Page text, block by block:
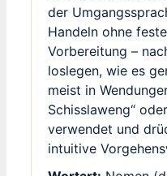
der
Handeln ohne
Vorbereitung –
loslegen, wie es
meist in
Schisslaweng“
verwendet und
intuitive